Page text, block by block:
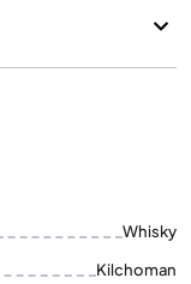
Whisky
Kilchoman